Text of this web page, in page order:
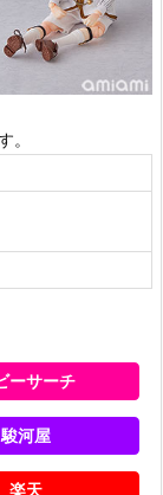
。
ーサーチ
駿河屋
楽天